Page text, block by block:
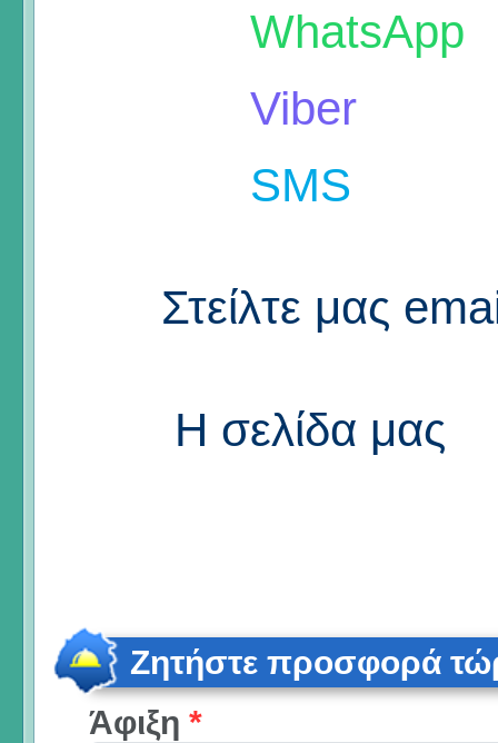
WhatsApp
Viber
SMS
Στείλτε μας
Η σελίδα μας
Ζητήστε προσφορά
Άφιξη *